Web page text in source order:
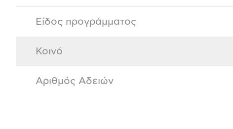
Είδος προγράμματος
Κοινό
Αριθμός Αδειών